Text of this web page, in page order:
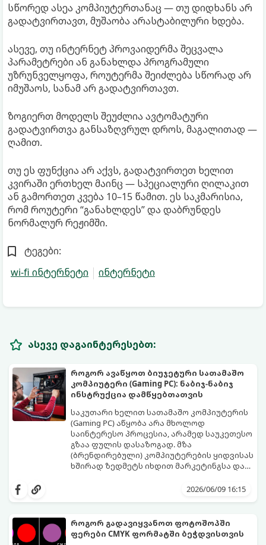
სწორედ ასეა კომპიუტერთანაც — თუ დიდხანს არ
გადატვირთავთ, მუშაობა არასტაბილური ხდება.
ასევე, თუ ინტერნეტ პროვაიდერმა შეცვალა
პარამეტრები ან განახლდა პროგრამული
უზრუნველყოფა, როუტერმა შეიძლება სწორად არ
იმუშაოს, სანამ არ გადატვირთავთ.
ზოგიერთ მოდელს შეუძლია ავტომატური
გადატვირთვა განსაზღვრულ დროს, მაგალითად —
ღამით.
თუ ეს ფუნქცია არ აქვს, გადატვირთეთ ხელით
კვირაში ერთხელ მაინც — სპეციალური ღილაკით
ან გამორთეთ კვება 10–15 წამით. ეს საკმარისია,
რომ როუტერი “განახლდეს” და დაბრუნდეს
ნორმალურ რეჟიმში.
ტეგები:
wi-fi ინტერნეტი
ინტერნეტი
ასევე დაგაინტერესებთ:
როგორ ავაწყოთ ბიუჯეტური სათამაშო
კომპიუტერი (Gaming PC): ნაბიჯ-ნაბიჯ
ინსტრუქცია დამწყებთათვის
საკუთარი ხელით სათამაშო კომპიუტერის
(Gaming PC) აწყობა არა მხოლოდ
საინტერესო პროცესია, არამედ საუკეთესო
გზაა ფულის დასაზოგად. მზა
(ბრენდირებული) კომპიუტერების ყიდვისას
ხშირად ზედმეტს იხდით მარკეტინგსა და
ბიუჯეტური სისტემის აწყობისას მთავარია
თამაშში კადრების რაოდენობას (FPS)
პირდაპირ ზრდის.
შეარჩიოთ სწორი კომპონენტები და
2026/06/09 16:15
როგორ გადავიყვანოთ ფოტოშოპში
ფერები CMYK ფორმატში ბეჭდვისთვის